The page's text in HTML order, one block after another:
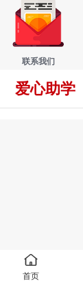
首页
联系我们
爱心助学